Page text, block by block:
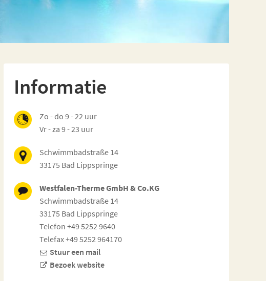
Informatie
Zo - do 9 - 22 uur
Vr - za 9 - 23 uur
Schwimmbadstraße 14
33175 Bad Lippspringe
Westfalen-Therme GmbH & Co.KG
Schwimmbadstraße 14
33175 Bad Lippspringe
Telefon +49 5252 9640
Telefax +49 5252 964170
Stuur een mail
Bezoek website